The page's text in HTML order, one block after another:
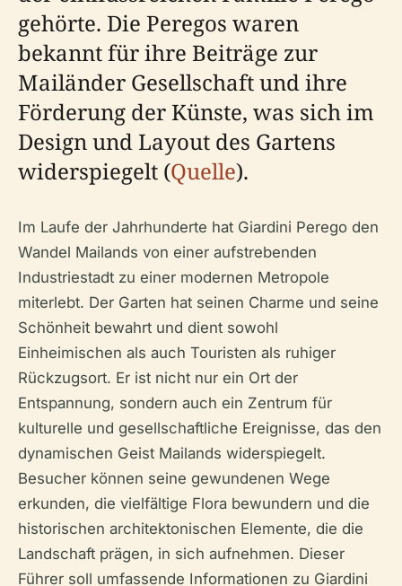
gehörte. Die Peregos waren
bekannt für ihre Beiträge zur
Mailänder Gesellschaft und ihre
Förderung der Künste, was sich im
Design und Layout des Gartens
widerspiegelt (Quelle).
Im Laufe der Jahrhunderte hat Giardini Perego den
Wandel Mailands von einer aufstrebenden
Industriestadt zu einer modernen Metropole
miterlebt. Der Garten hat seinen Charme und seine
Schönheit bewahrt und dient sowohl
Einheimischen als auch Touristen als ruhiger
Rückzugsort. Er ist nicht nur ein Ort der
Entspannung, sondern auch ein Zentrum für
kulturelle und gesellschaftliche Ereignisse, das den
dynamischen Geist Mailands widerspiegelt.
Besucher können seine gewundenen Wege
erkunden, die vielfältige Flora bewundern und die
historischen architektonischen Elemente, die die
Landschaft prägen, in sich aufnehmen. Dieser
Führer soll umfassende Informationen zu Giardini